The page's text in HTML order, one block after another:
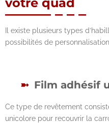
Il existe plusieurs types
possibilités de
Film adhésif
Ce type de revêtement
unicolore pour recouvrir la